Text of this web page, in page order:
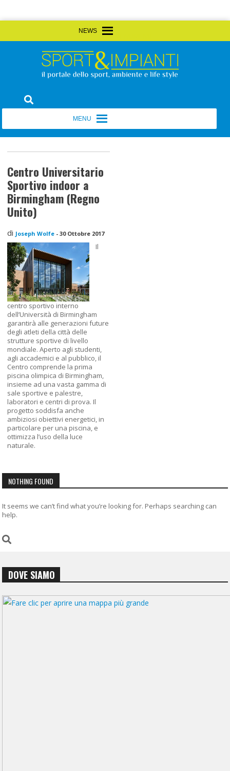
to
Sport&Impianti
Centro Universitario
Sportivo indoor a
Birmingham (Regno
Unito)
di Joseph Wolfe -30 Ottobre 2017
Il
centro sportivo interno
dell’Università di Birmingham
garantirà alle generazioni future
degli atleti della città delle
strutture sportive di livello
mondiale. Aperto agli studenti,
agli accademici e al pubblico, il
Centro comprende la prima
piscina olimpica di Birmingham,
insieme ad una vasta gamma di
sale sportive e palestre,
laboratori e centri di prova. Il
progetto soddisfa anche
ambiziosi obiettivi energetici, in
particolare per una piscina, e
ottimizza l’uso della luce
naturale.
NOTHING FOUND
It seems we can’t find what you’re looking for. Perhaps searching can
help.
DOVE SIAMO